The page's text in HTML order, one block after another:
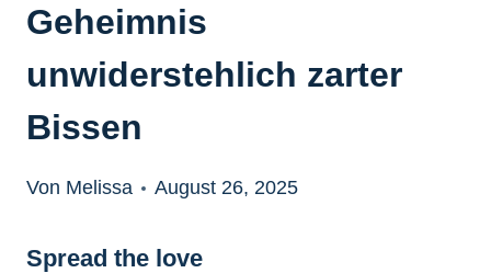
Geheimnis
unwiderstehlich zarter
Bissen
Von Melissa August 26, 2025
Spread the love